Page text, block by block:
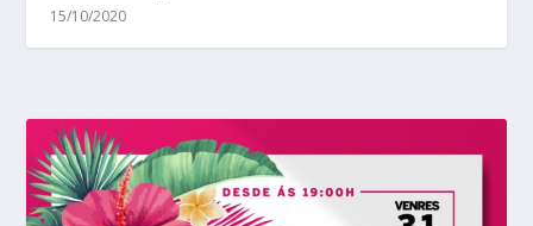
15/10/2020